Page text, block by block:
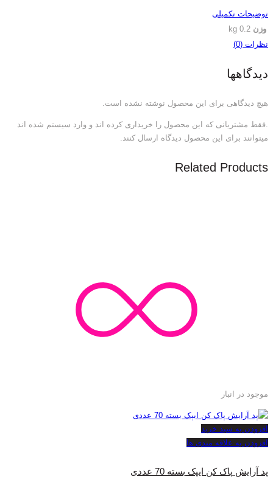
توضیحات تکمیلی
وزن 0.2 kg
نظرات (0)
دیدگاهها
هیچ دیدگاهی برای این محصول نوشته نشده است.
.فقط مشتریانی که این محصول را خریداری کرده اند و وارد سیستم شده اند
میتوانند برای این محصول دیدگاه ارسال کنند.
Related Products
موجود در انبار
افزودن به سبد خرید
افزودن به علاقه مندی ها
پد آرایش پاک کن ایپک بسته 70 عددی